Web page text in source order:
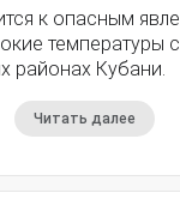
к опасным
температуры
районах Кубани.
Читать далее